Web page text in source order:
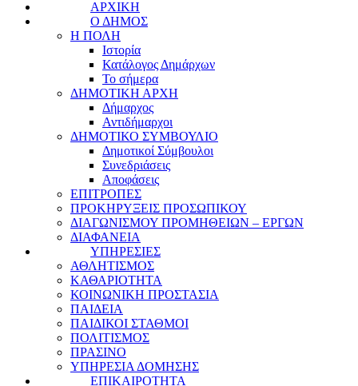
ΑΡΧΙΚΗ
Ο ΔΗΜΟΣ
Η ΠΟΛΗ
Ιστορία
Κατάλογος Δημάρχων
Το σήμερα
ΔΗΜΟΤΙΚΗ ΑΡΧΗ
Δήμαρχος
Αντιδήμαρχοι
ΔΗΜΟΤΙΚΟ ΣΥΜΒΟΥΛΙΟ
Δημοτικοί Σύμβουλοι
Συνεδριάσεις
Αποφάσεις
ΕΠΙΤΡΟΠΕΣ
ΠΡΟΚΗΡΥΞΕΙΣ ΠΡΟΣΩΠΙΚΟΥ
ΔΙΑΓΩΝΙΣΜΟΥ ΠΡΟΜΗΘΕΙΩΝ – ΕΡΓΩΝ
ΔΙΑΦΑΝΕΙΑ
ΥΠΗΡΕΣΙΕΣ
ΑΘΛΗΤΙΣΜΟΣ
ΚΑΘΑΡΙΟΤΗΤΑ
ΚΟΙΝΩΝΙΚΗ ΠΡΟΣΤΑΣΙΑ
ΠΑΙΔΕΙΑ
ΠΑΙΔΙΚΟΙ ΣΤΑΘΜΟΙ
ΠΟΛΙΤΙΣΜΟΣ
ΠΡΑΣΙΝΟ
ΥΠΗΡΕΣΙΑ ΔΟΜΗΣΗΣ
ΕΠΙΚΑΙΡΟΤΗΤΑ